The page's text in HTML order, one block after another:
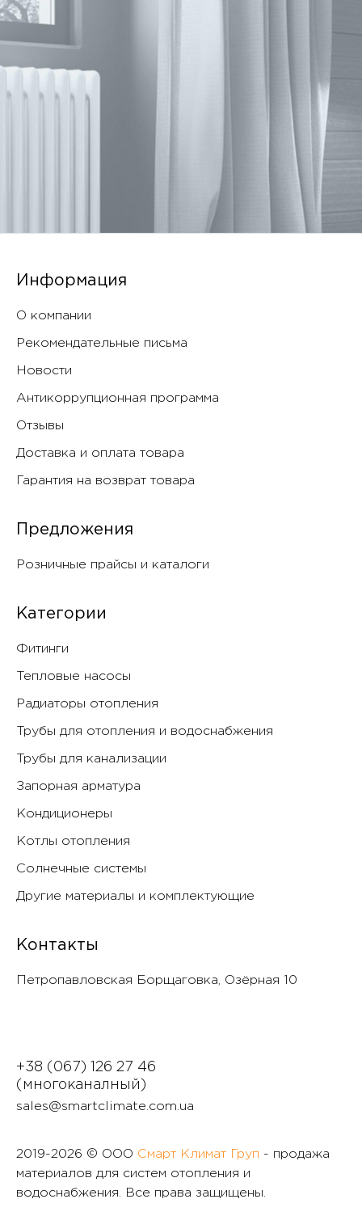
Информация
О компании
Рекомендательные письма
Новости
Антикоррупционная программа
Отзывы
Доставка и оплата товара
Гарантия на возврат товара
Предложения
Розничные прайсы и каталоги
Категории
Фитинги
Тепловые насосы
Радиаторы отопления
Трубы для отопления и водоснабжения
Трубы для канализации
Запорная арматура
Кондиционеры
Котлы отопления
Солнечные системы
Другие материалы и комплектующие
Контакты
Петропавловская Борщаговка, Озëрная 10
+38 (067) 126 27 46
(многоканалный)
sales@smartclimate.com.ua
2019-2026 © ООО Смарт Климат Груп - продажа
материалов для систем отопления и
водоснабжения. Все права защищены.